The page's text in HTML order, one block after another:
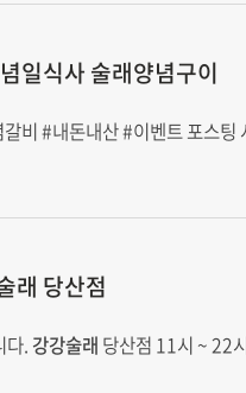
일식사 술래양념구이
비 #내돈내산 #이벤트 포스팅
래 당산점
다. 강강술래 당산점 11시 ~ 22